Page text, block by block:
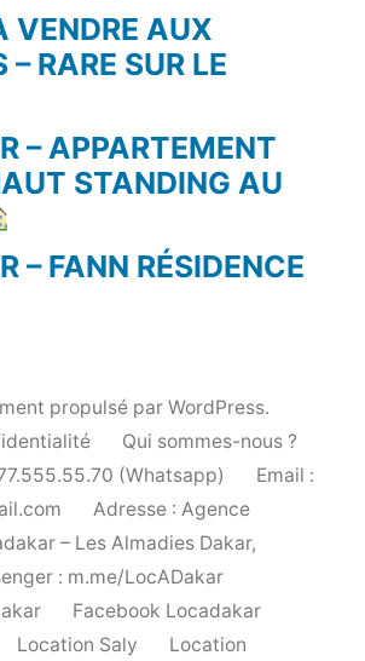
VENDRE AUX
RARE SUR LE
– APPARTEMENT
STANDING AU
– FANN RÉSIDENCE
propulsé par WordPress.
Qui sommes-nous ?
(Whatsapp)
Email :
Adresse : Agence
– Les Almadies Dakar,
: m.me/LocADakar
Facebook Locadakar
Location Saly Location